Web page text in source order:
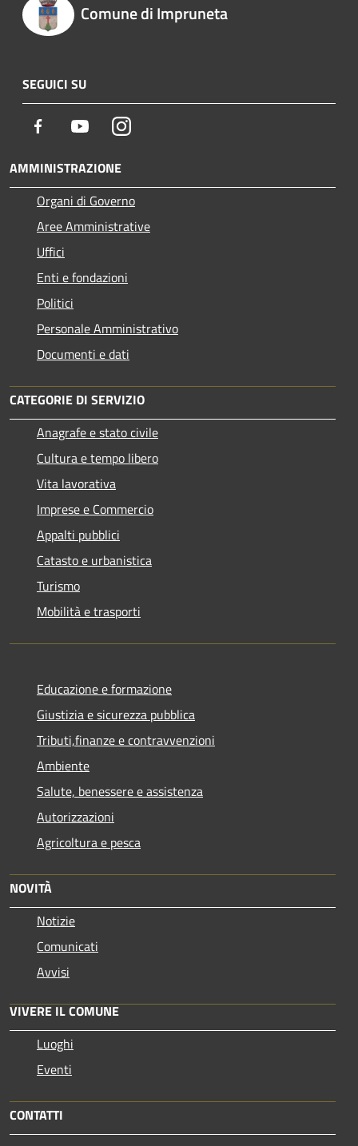
Comune di Impruneta
SEGUICI SU
Facebook YoutubeInstagram
AMMINISTRAZIONE
Organi di Governo
Aree Amministrative
Uffici
Enti e fondazioni
Politici
Personale Amministrativo
Documenti e dati
CATEGORIE DI SERVIZIO
Anagrafe e stato civile
Cultura e tempo libero
Vita lavorativa
Imprese e Commercio
Appalti pubblici
Catasto e urbanistica
Turismo
Mobilità e trasporti
Educazione e formazione
Giustizia e sicurezza pubblica
Tributi,finanze e contravvenzioni
Ambiente
Salute, benessere e assistenza
Autorizzazioni
Agricoltura e pesca
NOVITÀ
Notizie
Comunicati
Avvisi
VIVERE IL COMUNE
Luoghi
Eventi
CONTATTI